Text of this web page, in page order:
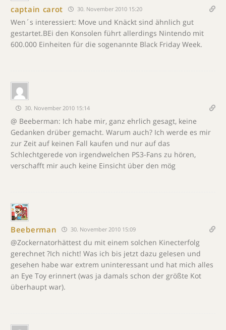
captain carot 30. November 2010 15:20
Wen´s interessiert: Move und Knäckt sind ähnlich gut
gestartet.BEi den Konsolen führt allerdings Nintendo mit
600.000 Einheiten für die sogenannte Black Friday Week.
30. November 2010 15:14
@ Beeberman: Ich habe mir, ganz ehrlich gesagt, keine
Gedanken drüber gemacht. Warum auch? Ich werde es mir
zur Zeit auf keinen Fall kaufen und nur auf das
Schlechtgerede von irgendwelchen PS3-Fans zu hören,
verschafft mir auch keine Einsicht über den mög
Beeberman 30. November 2010 15:09
@Zockernatorhättest du mit einem solchen Kinecterfolg
gerechnet ?Ich nicht! Was ich bis jetzt dazu gelesen und
gesehen habe war extrem uninteressant und hat mich alles
an Eye Toy erinnert (was ja damals schon der größte Kot
überhaupt war).